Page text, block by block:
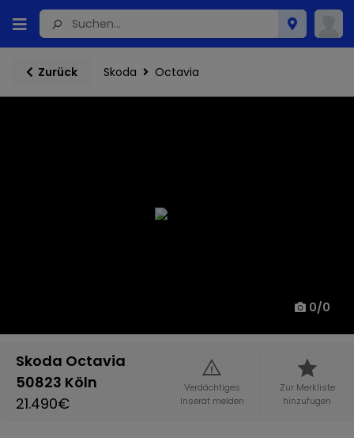
Zurück Skoda Octavia
0/0
Skoda Octavia
50823 Köln
21.490€
Verdächtiges
Inserat melden
Zur Merkliste
hinzufügen